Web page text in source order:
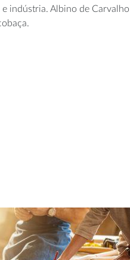
indústria. Albino de